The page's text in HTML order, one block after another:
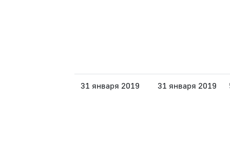
31 января 2019 31 января 2019